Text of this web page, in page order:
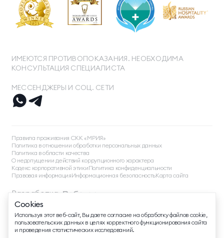
ТЕЛЕФОН ДЛЯ СВЯЗИ
ДОПОЛНИТЕЛЬНЫЙ ТЕЛЕФОН ДЛЯ СВЯЗИ
+74991107964
МЕССЕНДЖЕРЫ И СОЦ. СЕТИ
EMAIL ДЛЯ ВОПРОСОВ И ПОЖЕЛАНИЙ
info@mriyaresort.com
ИМЕЮТСЯ ПРОТИВОПОКАЗАНИЯ. НЕОБХОДИМА
КОНСУЛЬТАЦИЯ СПЕЦИАЛИСТА
МЕССЕНДЖЕРЫ И СОЦ. СЕТИ
©2026, Mriya Все права защищены
Правила проживания СКК «МРИЯ»
Политика в отношении обработки персональных данных
Политика в области качества
О недопущении действий коррупционного характера
Кодекс корпоративной этикиПолитика конфиденциальности
Правовая информацияИнформационная безопасностьКарта сайта
Разработка
Cookies
Используя этот веб-сайт, Вы даете согласие на обработку файлов cookie,
пользовательских данных в целях корректного функционирования сайта
и проведения статистических исследований.